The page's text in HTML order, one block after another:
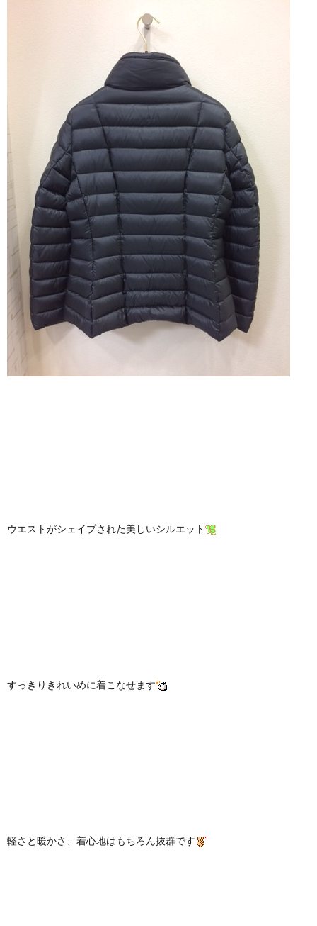
ウエストがシェイプされた美しいシルエット
すっきりきれいめに着こなせます
軽さと暖かさ、着心地はもちろん抜群です